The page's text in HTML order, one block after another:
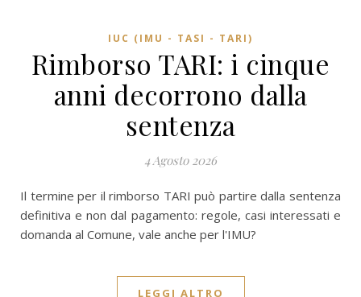
IUC (IMU - TASI - TARI)
Rimborso TARI: i cinque
anni decorrono dalla
sentenza
4 Agosto 2026
Il termine per il rimborso TARI può partire dalla sentenza
definitiva e non dal pagamento: regole, casi interessati e
domanda al Comune, vale anche per l'IMU?
LEGGI ALTRO